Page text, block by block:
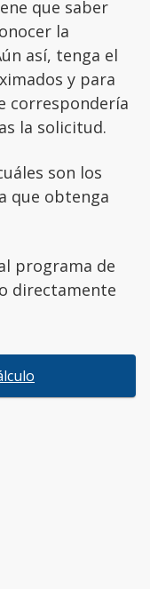
que saber
la
así, tenga el
y para
correspondería
la solicitud.
son los
que obtenga
programa de
directamente